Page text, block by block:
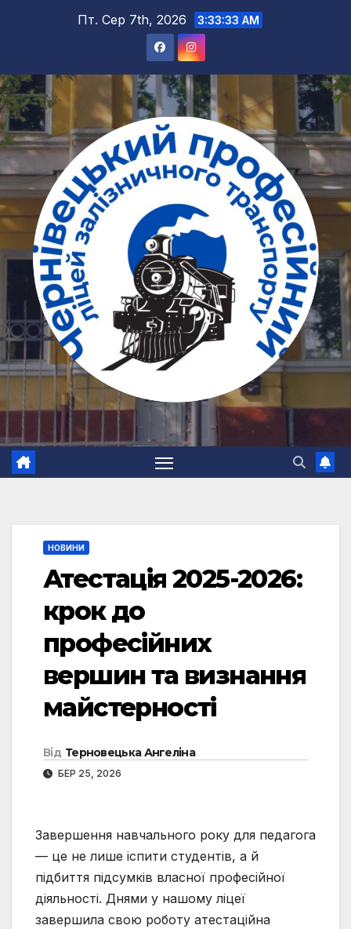
Пт. Сер 7th, 2026 3:33:34 AM
НОВИНИ
Атестація 2025-2026:
крок до
професійних
вершин та визнання
майстерності
Від Терновецька Ангеліна
БЕР 25, 2026
Завершення навчального року для педагога
— це не лише іспити студентів, а й
підбиття підсумків власної професійної
діяльності. Днями у нашому ліцеї
завершила свою роботу атестаційна